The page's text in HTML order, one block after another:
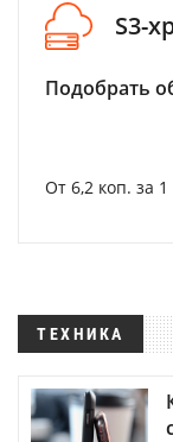
S3-
Подобрать
От 6,2 коп. за
ТЕХНИКА